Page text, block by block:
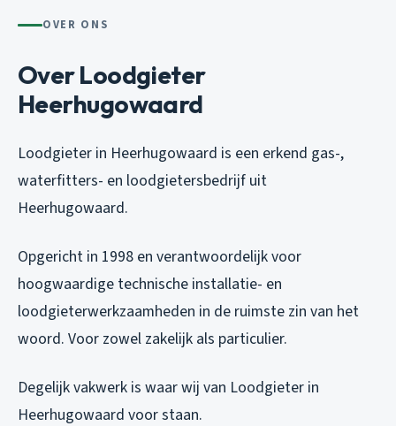
OVER ONS
Over Loodgieter
Heerhugowaard
Loodgieter in Heerhugowaard is een erkend gas-,
waterfitters- en loodgietersbedrijf uit
Heerhugowaard.
Opgericht in 1998 en verantwoordelijk voor
hoogwaardige technische installatie- en
loodgieterwerkzaamheden in de ruimste zin van het
woord. Voor zowel zakelijk als particulier.
Degelijk vakwerk is waar wij van Loodgieter in
Heerhugowaard voor staan.